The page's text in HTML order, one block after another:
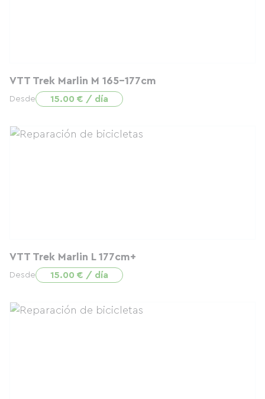
VTT Trek Marlin M 165-177cm
Desde 15.00 € / día
VTT Trek Marlin L 177cm+
Desde 15.00 € / día